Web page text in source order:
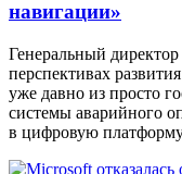
навигации»
Генеральный
перспективах
уже давно из просто
системы аварийного
в цифровую